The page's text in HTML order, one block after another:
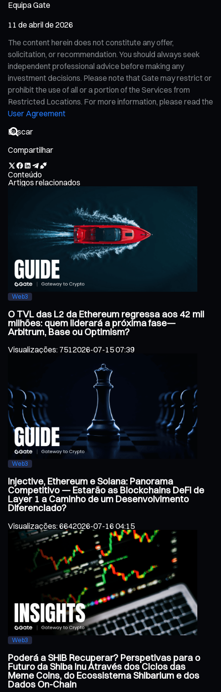
Equipa Gate
11 de abril de 2026
The content herein does not constitute any offer,
solicitation, or recommendation. You should always seek
independent professional advice before making any
investment decisions. Please note that Gate may restrict or
prohibit the use of all or a portion of the Services from
Restricted Locations. For more information, please read the
User Agreement
Compartilhar
Conteúdo
Artigos relacionados
Web3
O TVL das L2 da Ethereum regressa aos 42 mil
milhões: quem liderará a próxima fase—
Arbitrum, Base ou Optimism?
Visualizações: 7512026-07-15 07:39
Web3
Injective, Ethereum e Solana: Panorama
Competitivo — Estarão as Blockchains DeFi de
Layer 1 a Caminho de um Desenvolvimento
Diferenciado?
Visualizações:6642026-07-16 04:15
Web3
Poderá a SHIB Recuperar? Perspetivas para o
Futuro da Shiba Inu Através dos Ciclos das
Meme Coins, do Ecossistema Shibarium e dos
Dados On-Chain